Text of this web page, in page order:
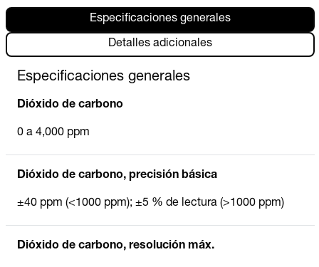
Especificaciones generales
Detalles adicionales
Especificaciones generales
Dióxido de carbono
0 a 4,000 ppm
Dióxido de carbono, precisión básica
±40 ppm (<1000 ppm); ±5 % de lectura (>1000 ppm)
Dióxido de carbono, resolución máx.